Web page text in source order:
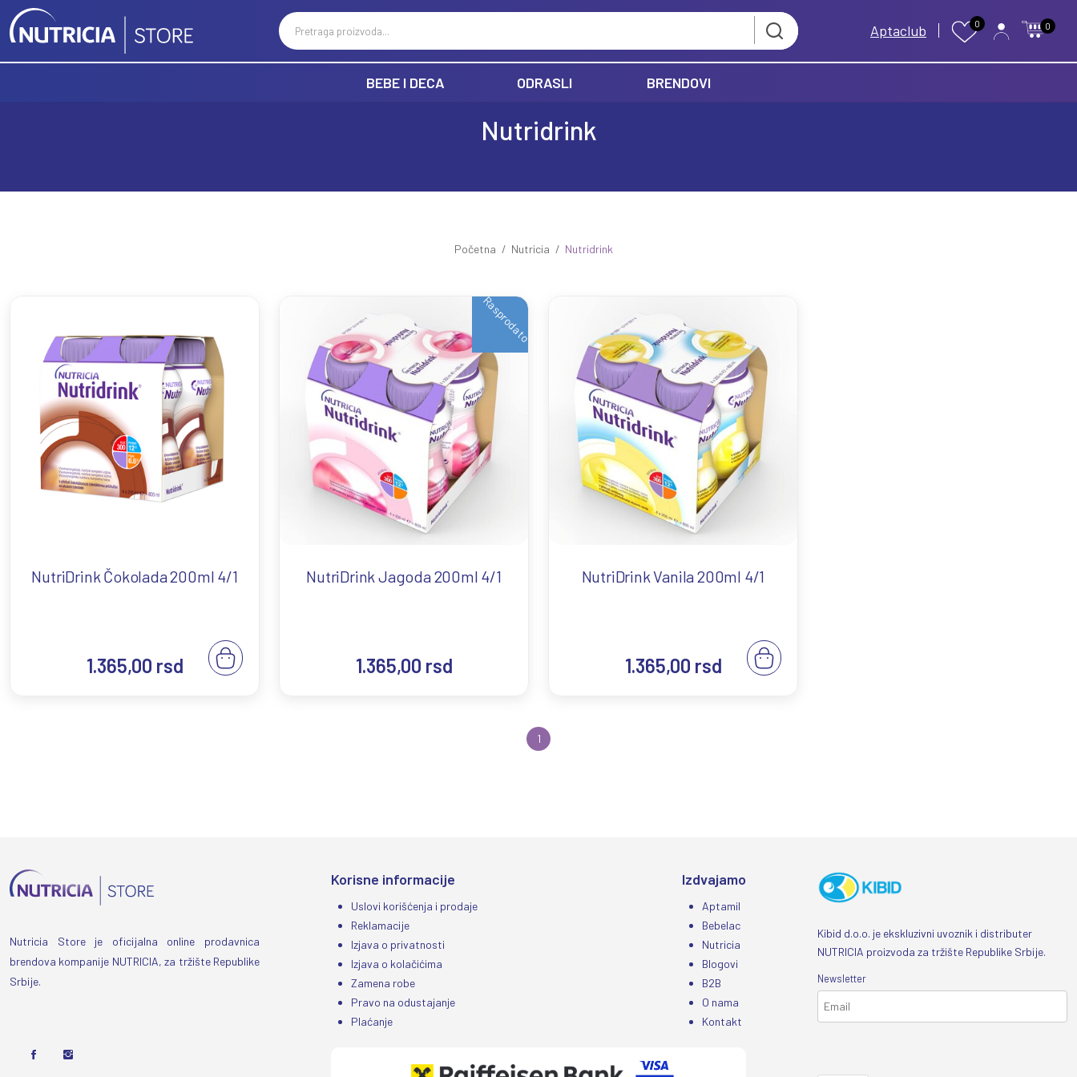
Aptaclub 0 0
BEBE I DECA ODRASLI BRENDOVI
Nutridrink
Početna Nutricia Nutridrink
NutriDrink Čokolada 200ml 4/1
1.365,00 rsd
Rasprodato
NutriDrink Jagoda 200ml 4/1
1.365,00 rsd
NutriDrink Vanila 200ml 4/1
1.365,00 rsd
1
Nutricia Store je oficijalna online prodavnica
brendova kompanije NUTRICIA, za tržište Republike
Srbije.
Korisne informacije
Uslovi korišćenja i prodaje
Reklamacije
Izjava o privatnosti
Izjava o kolačićima
Zamena robe
Pravo na odustajanje
Plaćanje
Izdvajamo
Aptamil
Bebelac
Nutricia
Blogovi
B2B
O nama
Kontakt
Kibid d.o.o. je ekskluzivni uvoznik i distributer
NUTRICIA proizvoda za tržište Republike Srbije.
Newsletter